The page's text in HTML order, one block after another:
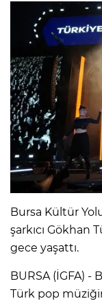
Bursa Kültür
şarkıcı Gökhan
gece yaşattı.
BURSA (İGFA) -
Türk pop